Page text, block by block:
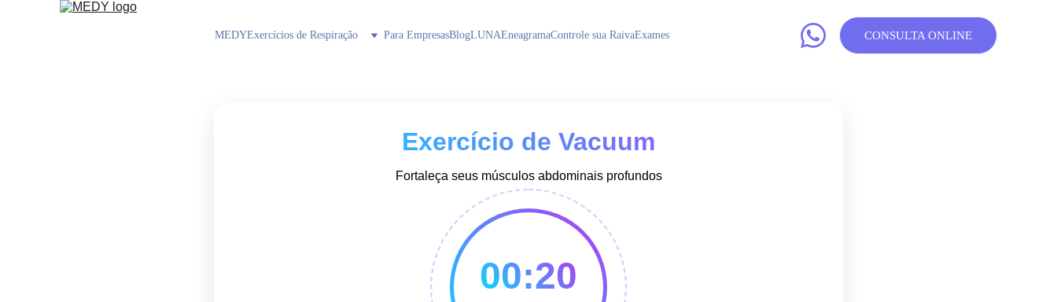
MEDYExercícios de Respiração Para EmpresasBlogLUNAEneagramaControle sua RaivaExames CONSULTA ONLINE